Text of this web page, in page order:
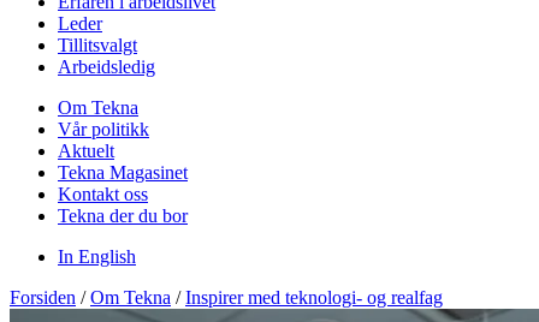
Leder
Tillitsvalgt
Arbeidsledig
Om Tekna
Vår politikk
Aktuelt
Tekna Magasinet
Kontakt oss
Tekna der du bor
In English
Forsiden / Om Tekna / Inspirer med teknologi- og realfag